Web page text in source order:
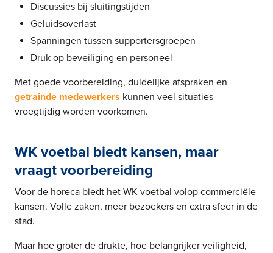
Discussies bij sluitingstijden
Geluidsoverlast
Spanningen tussen supportersgroepen
Druk op beveiliging en personeel
Met goede voorbereiding, duidelijke afspraken en
getrainde medewerkers kunnen veel situaties
vroegtijdig worden voorkomen.
WK voetbal biedt kansen, maar
vraagt voorbereiding
Voor de horeca biedt het WK voetbal volop commerciële
kansen. Volle zaken, meer bezoekers en extra sfeer in de
stad.
Maar hoe groter de drukte, hoe belangrijker veiligheid,